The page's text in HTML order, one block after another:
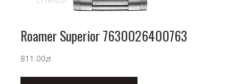
Roamer Superior 7630026400763
811.00zł